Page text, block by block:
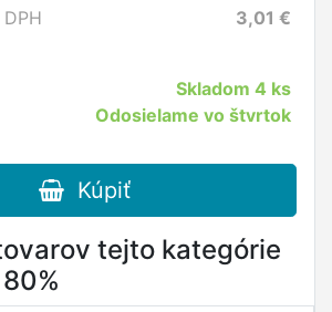
3,01 €
Skladom4 ks
Odosielame vo štvrtok
Kúpiť
tejto kategórie